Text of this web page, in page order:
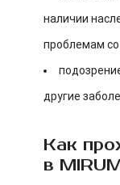
наличии
проблемам
другие
Как
в